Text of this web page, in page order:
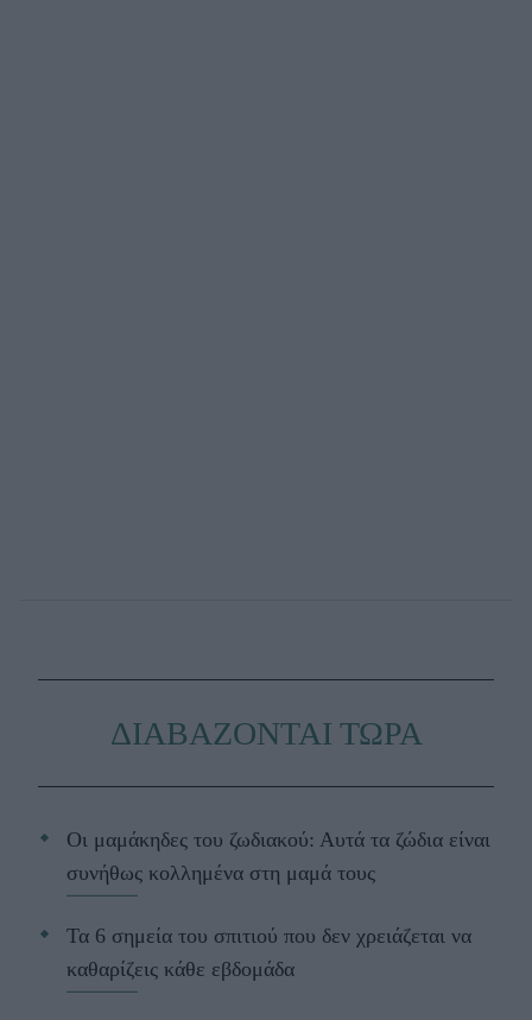
ΔΙΑΒΑΖΟΝΤΑΙ ΤΩΡΑ
Οι μαμάκηδες του ζωδιακού: Αυτά τα ζώδια είναι
συνήθως κολλημένα στη μαμά τους
Τα 6 σημεία του σπιτιού που δεν χρειάζεται να
καθαρίζεις κάθε εβδομάδα